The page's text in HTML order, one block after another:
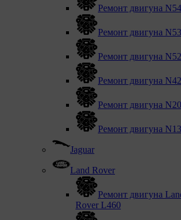
Ремонт двигуна N54
Ремонт двигуна N53
Ремонт двигуна N52
Ремонт двигуна N42
Ремонт двигуна N20
Ремонт двигуна N13
Jaguar
Land Rover
Ремонт двигуна
Rover L460